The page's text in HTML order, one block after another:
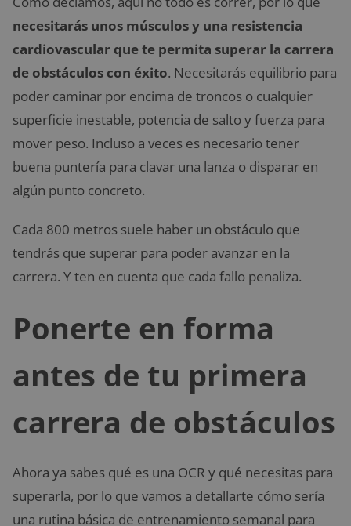
necesitarás unos músculos y una resistencia
cardiovascular que te permita superar la carrera
de obstáculos con éxito. Necesitarás equilibrio para
poder caminar por encima de troncos o cualquier
superficie inestable, potencia de salto y fuerza para
mover peso. Incluso a veces es necesario tener
buena puntería para clavar una lanza o disparar en
algún punto concreto.
Cada 800 metros suele haber un obstáculo que
tendrás que superar para poder avanzar en la
carrera. Y ten en cuenta que cada fallo penaliza.
Ponerte en forma
antes de tu primera
carrera de obstáculos
Ahora ya sabes qué es una OCR y qué necesitas para
superarla, por lo que vamos a detallarte cómo sería
una rutina básica de entrenamiento semanal para